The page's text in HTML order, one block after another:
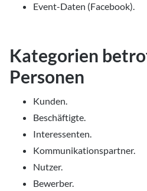
Event-Daten (Facebook).
Kategorien
Personen
Kunden.
Beschäftigte.
Interessenten.
Kommunikationspartner.
Nutzer.
Bewerber.